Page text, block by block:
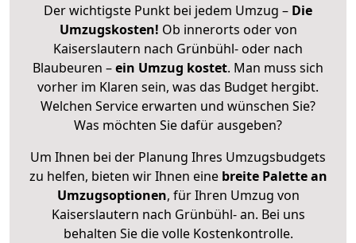
Der wichtigste Punkt bei jedem Umzug – Die
Umzugskosten! Ob innerorts oder von
Kaiserslautern nach Grünbühl- oder nach
Blaubeuren –ein Umzug kostet. Man muss sich
vorher im Klaren sein, was das Budget hergibt.
Welchen Service erwarten und wünschen Sie?
Was möchten Sie dafür ausgeben?
Um Ihnen bei der Planung Ihres Umzugsbudgets
zu helfen, bieten wir Ihnen eine breite Palette an
Umzugsoptionen, für Ihren Umzug von
Kaiserslautern nach Grünbühl- an. Bei uns
behalten Sie die volle Kostenkontrolle.